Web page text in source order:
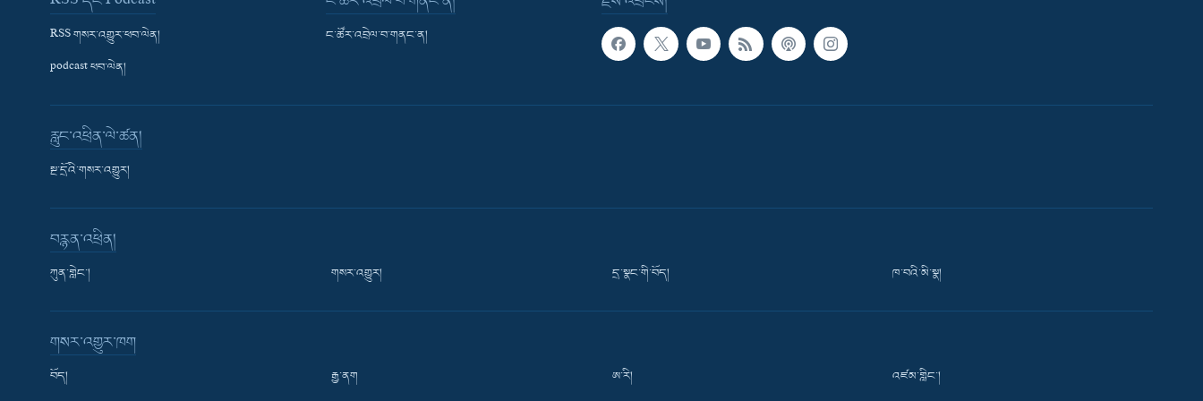
RSS གསར་འགྱུར་ཕབ་ལེན།
podcast ཕབ་ལེན།
ང་ཚོར་འབྲེལ་བ་གནང་ན།
རླུང་འཕྲིན་ལེ་ཚན།
སྔ་དྲོའི་གསར་འགྱུར།
བརྙན་འཕྲིན།
ཀུན་གླེང་། གསར་འགྱུར། དྲ་སྣང་གི་བོད། ཁ་བའི་མི་སྣ།
གསར་འགྱུར་ཁག
བོད། རྒྱ་ནག ཨ་རི། འཛམ་གླིང་།